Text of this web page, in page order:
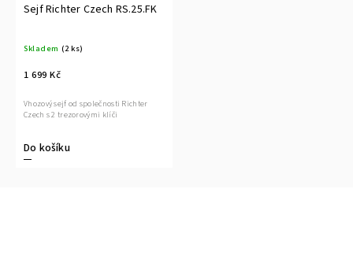
Sejf Richter Czech RS.25.FK
Skladem (2 ks)
1 699 Kč
Do košíku
Vhozový sejf od společnosti Richter
Czech s 2 trezorovými klíči